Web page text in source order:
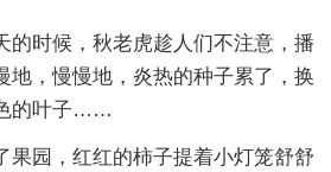
的时候，秋老虎趁人们不注意，播
地，慢慢地，炎热的种子累了，换
的叶子……
果园，红红的柿子提着小灯笼舒舒